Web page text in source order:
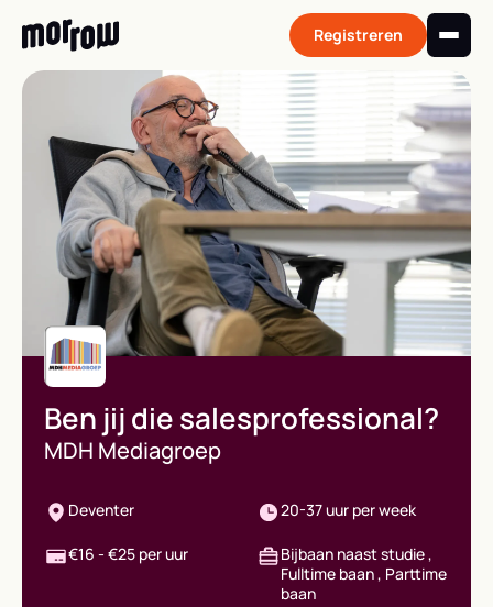
content Registreren
Ben jij die salesprofessional?
MDH Mediagroep
Deventer
€16 - €25 per uur
20-37 uur per week
Bijbaan naast studie ,
Fulltime baan , Parttime
baan